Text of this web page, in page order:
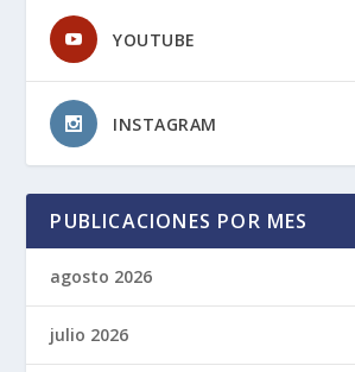
YOUTUBE
INSTAGRAM
PUBLICACIONES POR MES
agosto 2026
julio 2026